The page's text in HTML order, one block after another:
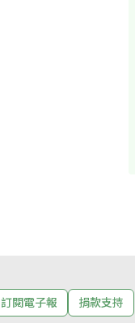
訂閱電子報 捐款支持